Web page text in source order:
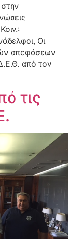
Οι
αποφάσεων
από τον
τις